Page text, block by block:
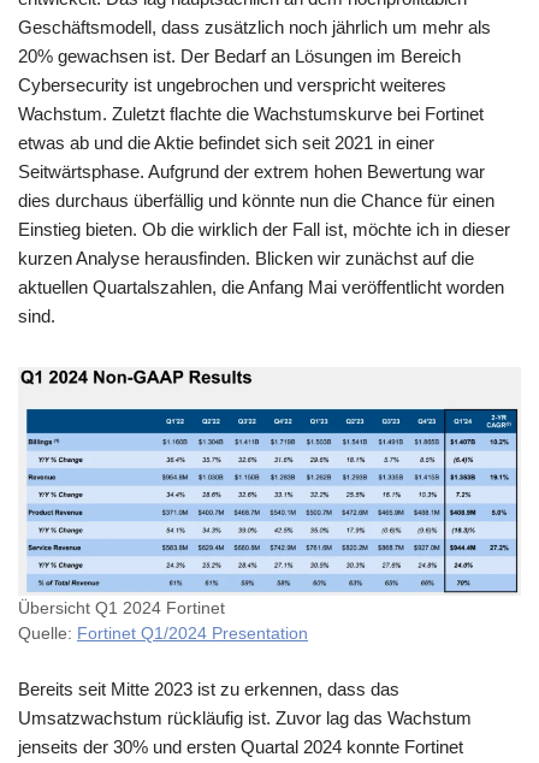
e
b
o
o
k
er
s
A
p
p
gr
a
m
e
n
g
er
y
Li
n
k
n
Geschäftsmodell, dass zusätzlich noch jährlich um mehr als
20% gewachsen ist. Der Bedarf an Lösungen im Bereich
Cybersecurity ist ungebrochen und verspricht weiteres
Wachstum. Zuletzt flachte die Wachstumskurve bei Fortinet
etwas ab und die Aktie befindet sich seit 2021 in einer
Seitwärtsphase. Aufgrund der extrem hohen Bewertung war
dies durchaus überfällig und könnte nun die Chance für einen
Einstieg bieten. Ob die wirklich der Fall ist, möchte ich in dieser
kurzen Analyse herausfinden. Blicken wir zunächst auf die
aktuellen Quartalszahlen, die Anfang Mai veröffentlicht worden
sind.
Übersicht Q1 2024 Fortinet
Quelle: Fortinet Q1/2024 Presentation
Bereits seit Mitte 2023 ist zu erkennen, dass das
Umsatzwachstum rückläufig ist. Zuvor lag das Wachstum
jenseits der 30% und ersten Quartal 2024 konnte Fortinet